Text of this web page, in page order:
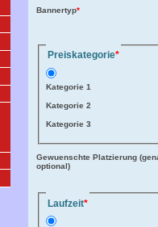
Bannertyp*
Preiskategorie*
Kategorie 1
Kategorie 2
Kategorie 3
Gewuenschte Platzierung
optional)
Laufzeit*